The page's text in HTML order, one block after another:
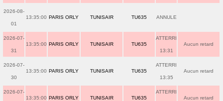
2026-08-
01
13:35:00 PARIS ORLY TUNISAIR TU635 ANNULE
2026-07-
31
13:35:00 PARIS ORLY TUNISAIR TU635
ATTERRI
13:31
Aucun retard
2026-07-
30
13:35:00 PARIS ORLY TUNISAIR TU635
ATTERRI
13:35
Aucun retard
2026-07-
13:35:00 PARIS ORLY TUNISAIR TU635
ATTERRI
Aucun retard